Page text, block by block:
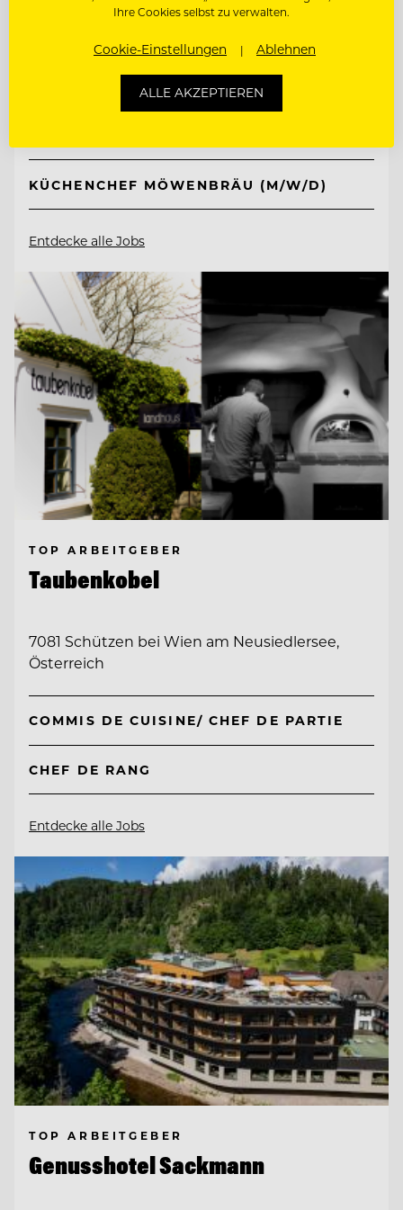
Ferien- und Freizeitpark
Weissenhäuser Strand
23758 Weissenhäuser Strand, Deutschland
KÜCHENCHEF MÖWENBRÄU (M/W/D)
Entdecke alle Jobs
TOP ARBEITGEBER
Taubenkobel
7081 Schützen bei Wien am Neusiedlersee,
Österreich
COMMIS DE CUISINE/ CHEF DE PARTIE
CHEF DE RANG
Entdecke alle Jobs
TOP ARBEITGEBER
Genusshotel Sackmann
Ihre Cookies selbst zu verwalten.
Cookie-Einstellungen Ablehnen
ALLE AKZEPTIEREN